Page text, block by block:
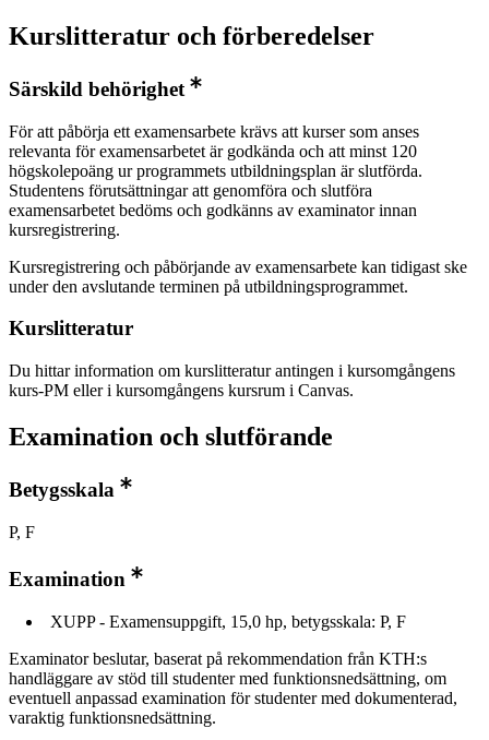
Kurslitteratur och förberedelser
Särskild behörighet
För att påbörja ett examensarbete krävs att kurser som anses
relevanta för examensarbetet är godkända och att minst 120
högskolepoäng ur programmets utbildningsplan är slutförda.
Studentens förutsättningar att genomföra och slutföra
examensarbetet bedöms och godkänns av examinator innan
kursregistrering.
Kursregistrering och påbörjande av examensarbete kan tidigast ske
under den avslutande terminen på utbildningsprogrammet.
Kurslitteratur
Du hittar information om kurslitteratur antingen i kursomgångens
kurs-PM eller i kursomgångens kursrum i Canvas.
Examination och slutförande
Betygsskala
P, F
Examination
XUPP - Examensuppgift, 15,0 hp, betygsskala: P, F
Examinator beslutar, baserat på rekommendation från KTH:s
handläggare av stöd till studenter med funktionsnedsättning, om
eventuell anpassad examination för studenter med dokumenterad,
varaktig funktionsnedsättning.